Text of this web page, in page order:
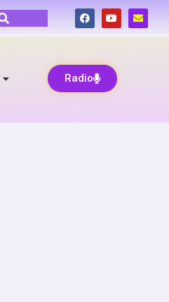
Radio